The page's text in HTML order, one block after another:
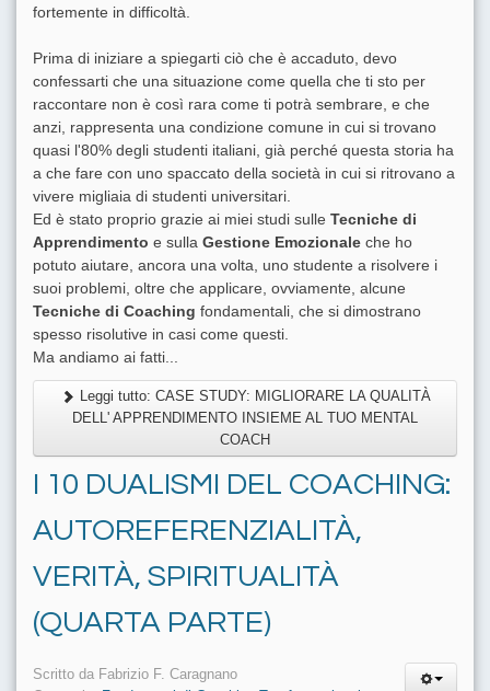
fortemente in difficoltà.
Prima di iniziare a spiegarti ciò che è accaduto, devo
confessarti che una situazione come quella che ti sto per
raccontare non è così rara come ti potrà sembrare, e che
anzi, rappresenta una condizione comune in cui si trovano
quasi l'80% degli studenti italiani, già perché questa storia ha
a che fare con uno spaccato della società in cui si ritrovano a
vivere migliaia di studenti universitari.
Ed è stato proprio grazie ai miei studi sulle Tecniche di
Apprendimento e sulla Gestione Emozionale che ho
potuto aiutare, ancora una volta, uno studente a risolvere i
suoi problemi, oltre che applicare, ovviamente, alcune
Tecniche di Coaching fondamentali, che si dimostrano
spesso risolutive in casi come questi.
Ma andiamo ai fatti...
Leggi tutto: CASE STUDY: MIGLIORARE LA QUALITÀ
DELL' APPRENDIMENTO INSIEME AL TUO MENTAL
COACH
I 10 DUALISMI DEL COACHING:
AUTOREFERENZIALITÀ,
VERITÀ, SPIRITUALITÀ
(QUARTA PARTE)
Scritto da Fabrizio F. Caragnano